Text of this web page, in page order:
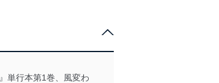
単行本第1巻、風変わ